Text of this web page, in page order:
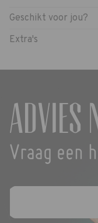
Geschikt voor jou?
Extra's
Advies
Vraag een